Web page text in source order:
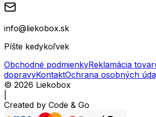
info@liekobox.sk
Píšte kedykoľvek
Obchodné podmienkyReklamácia
dopravyKontaktOchrana osobných
© 2026 Liekobox
Created by Code & Go